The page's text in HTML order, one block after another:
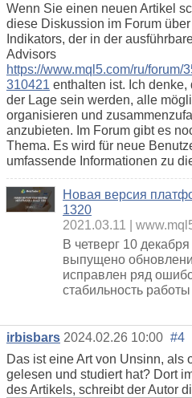
Wenn Sie einen neuen Artikel
diese Diskussion im Forum
Indikators, der in der
Advisors
https://www.mql5.com/ru/forum/
310421 enthalten ist. Ich
der Lage sein werden, alle
organisieren und
anzubieten. Im Forum gibt es
Thema. Es wird für neue
umfassende Informationen zu
Новая версия
1320
2021.03.11
В четверг 10
выпущено
исправлен ряд
стабильность
irbisbars 2024.02.26 10:00 #4
Das ist eine Art von Unsinn, als
gelesen und studiert hat? Dort
des Artikels, schreibt der Autor